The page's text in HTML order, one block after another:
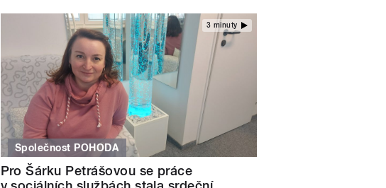
3 minuty
Společnost POHODA
Pro Šárku Petrášovou se práce